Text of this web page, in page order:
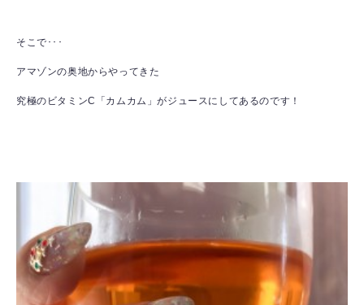
そこで･･･
アマゾンの奥地からやってきた
究極のビタミンC「カムカム」がジュースにしてあるのです！